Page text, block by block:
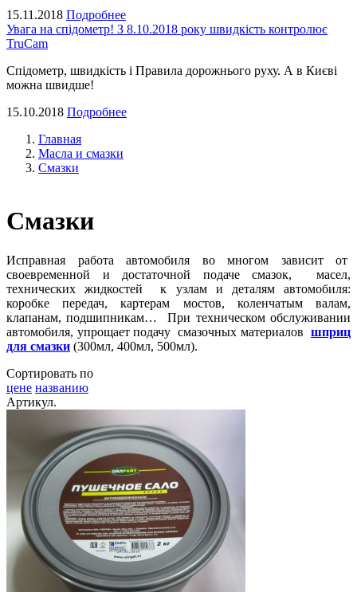
15.11.2018 Подробнее
Увага на спідометр! З 8.10.2018 року швидкість контролює
TruCam
Спідометр, швидкість і Правила дорожнього руху. А в Києві
можна швидше!
15.10.2018 Подробнее
Главная
Масла и смазки
Смазки
Смазки
Исправная работа автомобиля во многом зависит от
своевременной и достаточной подаче смазок, масел,
технических жидкостей к узлам и деталям автомобиля:
коробке передач, картерам мостов, коленчатым валам,
клапанам, подшипникам… При техническом обслуживании
автомобиля, упрощает подачу смазочных материалов шприц
для смазки (300мл, 400мл, 500мл).
Сортировать по
цене названию
Артикул.